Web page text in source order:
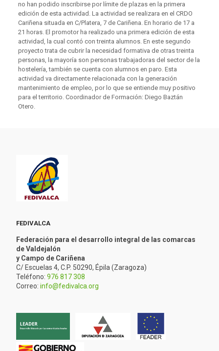
no han podido inscribirse por límite de plazas en la primera
edición de esta actividad. La actividad se realizara en el CRDO
Cariñena situada en C/Platera, 7 de Cariñena. En horario de 17 a
21 horas. El promotor ha realizado una primera edición de esta
actividad, la cual contó con treinta alumnos. En este segundo
proyecto trata de cubrir la necesidad formativa de otras treinta
personas, la mayoría son personas trabajadoras del sector de la
hostelería, también se cuenta con alumnos en paro. Esta
actividad va directamente relacionada con la generación
mantenimiento de empleo, por lo que se entiende muy positivo
para el territorio. Coordinador de Formación: Diego Baztán
Otero.
FEDIVALCA
Federación para el desarrollo integral de las comarcas
de Valdejalón
y Campo de Cariñena
C/ Escuelas 4, C.P. 50290, Épila (Zaragoza)
Teléfono: 976 817 308
Correo: info@fedivalca.org